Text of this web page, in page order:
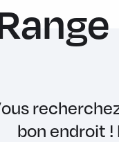
bon endroit !